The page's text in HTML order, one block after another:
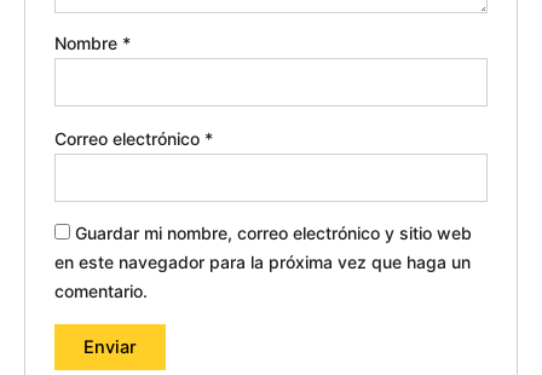
Nombre *
Correo electrónico *
Guardar mi nombre, correo electrónico y sitio web
en este navegador para la próxima vez que haga un
comentario.